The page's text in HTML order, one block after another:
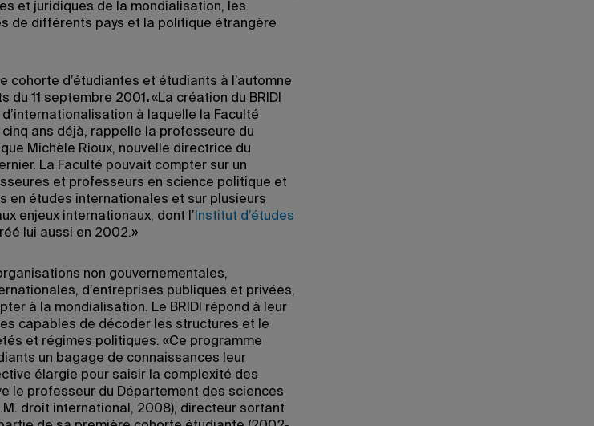
et juridiques de la mondialisation, les
de différents pays et la politique étrangère
cohorte d’étudiantes et étudiants à l’automne
du 11 septembre 2001 .«La création du BRIDI
à laquelle la Faculté
ans déjà, rappelle la professeure du
Michèle Rioux, nouvelle directrice du
La Faculté pouvait compter sur un
et professeurs en science politique et
en études internationales et sur plusieurs
enjeux internationaux, dont l’ Institut d’études
lui aussi en 2002.»
non gouvernementales,
d’entreprises publiques et privées,
à la mondialisation. Le BRIDI répond à leur
capables de décoder les structures et le
et régimes politiques. «Ce programme
un bagage de connaissances leur
élargie pour saisir la complexité des
le professeur du Département des sciences
droit international, 2008), directeur sortant